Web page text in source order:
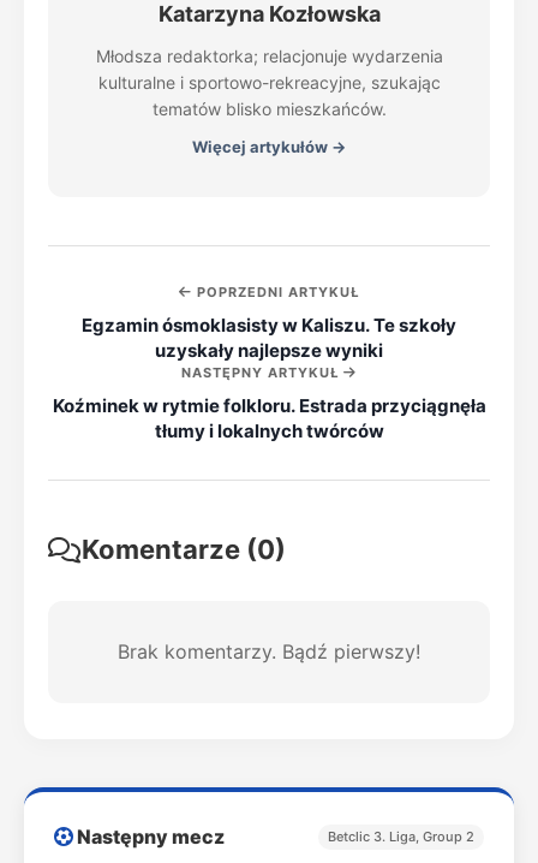
Katarzyna Kozłowska
Młodsza redaktorka; relacjonuje wydarzenia
kulturalne i sportowo-rekreacyjne, szukając
tematów blisko mieszkańców.
Więcej artykułów →
POPRZEDNI ARTYKUŁ
Egzamin ósmoklasisty w Kaliszu. Te szkoły
uzyskały najlepsze wyniki
NASTĘPNY ARTYKUŁ
Koźminek w rytmie folkloru. Estrada przyciągnęła
tłumy i lokalnych twórców
Komentarze (0)
Brak komentarzy. Bądź pierwszy!
Następny mecz Betclic 3. Liga, Group 2